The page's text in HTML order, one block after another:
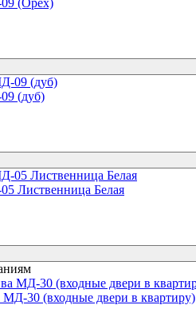
(Орех)
(дуб)
Лиственница Белая
МД-30 (входные двери в квартиру)